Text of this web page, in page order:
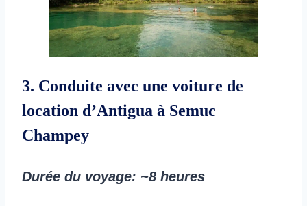
3. Conduite avec une voiture de
location d’Antigua à Semuc
Champey
Durée du voyage: ~8 heures